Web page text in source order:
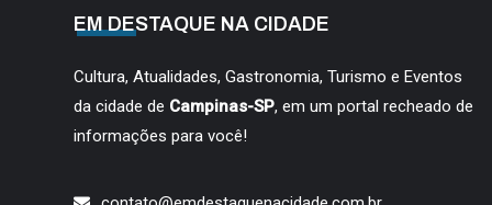
EM DESTAQUE NA CIDADE
Cultura, Atualidades, Gastronomia, Turismo e Eventos
da cidade de Campinas-SP, em um portal recheado de
informações para você!